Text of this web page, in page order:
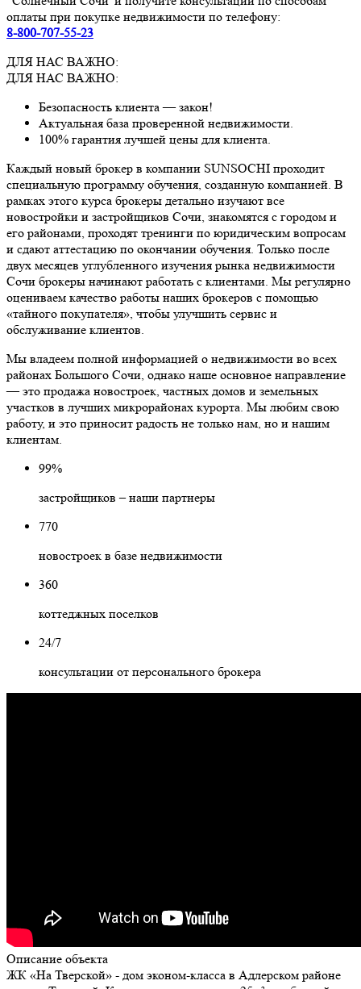
оплаты при покупке недвижимости по телефону:
8-800-707-55-23
ДЛЯ НАС ВАЖНО:
ДЛЯ НАС ВАЖНО:
Безопасность клиента — закон!
Актуальная база проверенной недвижимости.
100% гарантия лучшей цены для клиента.
Каждый новый брокер в компании SUNSOCHI проходит
специальную программу обучения, созданную компанией. В
рамках этого курса брокеры детально изучают все
новостройки и застройщиков Сочи, знакомятся с городом и
его районами, проходят тренинги по юридическим вопросам
и сдают аттестацию по окончании обучения. Только после
двух месяцев углубленного изучения рынка недвижимости
Сочи брокеры начинают работать с клиентами. Мы регулярно
оцениваем качество работы наших брокеров с помощью
«тайного покупателя», чтобы улучшить сервис и
обслуживание клиентов.
Мы владеем полной информацией о недвижимости во всех
районах Большого Сочи, однако наше основное направление
— это продажа новостроек, частных домов и земельных
участков в лучших микрорайонах курорта. Мы любим свою
работу, и это приносит радость не только нам, но и нашим
клиентам.
99%
застройщиков – наши партнеры
770
новостроек в базе недвижимости
360
коттеджных поселков
24/7
консультации от персонального брокера
Описание объекта
ЖК «На Тверской» - дом эконом-класса в Адлерском районе